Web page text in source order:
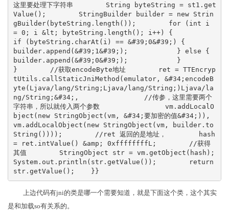
这里要处理下字符串        String byteString = st1.get
Value();        StringBuilder builder = new Strin
gBuilder(byteString.length());        for (int i
= 0; i &lt; byteString.length(); i++) {
if (byteString.charAt(i) == &#39;0&#39;) {
builder.append(&#39;1&#39;);            } else {
builder.append(&#39;0&#39;);            }
}        //获取encodeByte地址        ret = TTEncryp
tUtils.callStaticJniMethod(emulator, &#34;encodeB
yte(Ljava/lang/String;Ljava/lang/String;)Ljava/la
ng/String;&#34;,                //传参，这里需要两个
字符串，所以就传入两个参数                vm.addLocalO
bject(new StringObject(vm, &#34;要加密的值&#34;)),
vm.addLocalObject(new StringObject(vm, builder.to
String())));        //ret 返回的是地址，        hash
= ret.intValue() &amp; 0xffffffffL;        //获得
其值        StringObject str = vm.getObject(hash);
System.out.println(str.getValue());        return
str.getValue();    }}
上边代码有jni的类是哪一个需要知道，就是下面这个类，这个其实
是和加载so有关系的。